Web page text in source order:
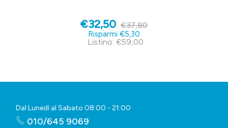
€32,50 €37,80
Risparmi €5,30
Listino: €59,00
Dal Lunedì al Sabato 08:00 - 21:00
010/645 9069